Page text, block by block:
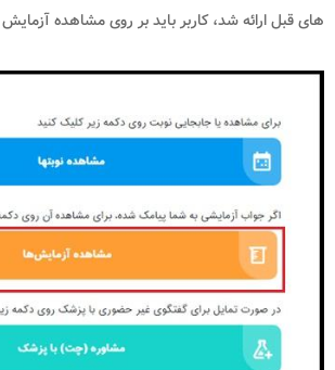
های قبل ارائه شد، کاربر باید بر روی مشاهده